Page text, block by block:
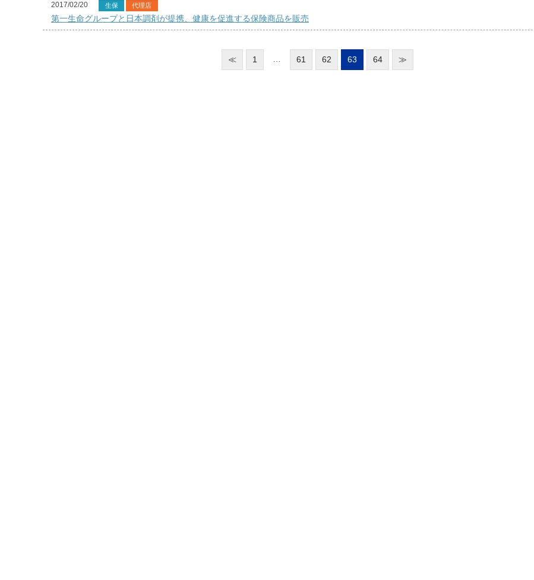
2017/02/20 生保 代理店
第一生命グループと日本調剤が提携、健康を促進する保険商品を販売
≪ 1 … 61 62 63 64 ≫